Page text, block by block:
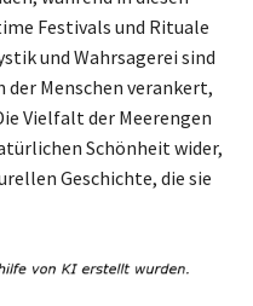
Festivals und Rituale
und Wahrsagerei sind
Menschen verankert,
Vielfalt der Meerengen
Schönheit wider,
Geschichte, die sie